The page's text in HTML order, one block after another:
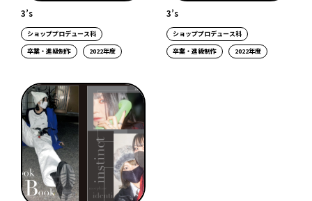
3’s
ショッププロデュース科
卒業・進級制作
2022年度
3’s
ショッププロデュース科
卒業・進級制作
2022年度